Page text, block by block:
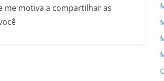
me motiva a compartilhar as